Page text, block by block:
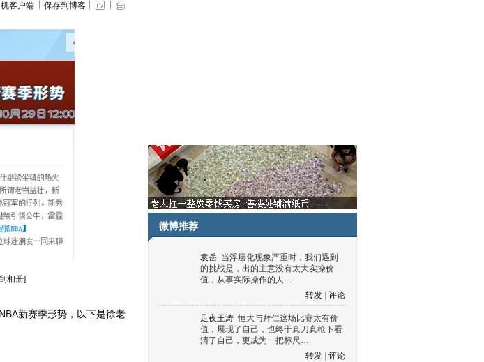
客户端 保存到博客
相册]
NBA新赛季形势，以下是徐老
微博推荐
袁岳 当浮层化现象严重时，我们遇到
的挑战是，出的主意没有太大实操价
值，从事实际操作的人…
转发
评论
足夜王涛 恒大与拜仁这场比赛太有价
值，展现了自己，也终于真刀真枪下看
清了自己，更成为一把标尺…
转发
评论